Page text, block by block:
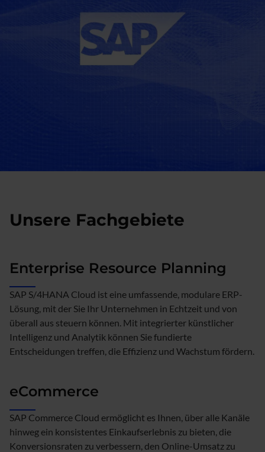
Unsere Fachgebiete
Enterprise Resource Planning
SAP S/4HANA Cloud ist eine umfassende, modulare ERP-
Lösung, mit der Sie Ihr Unternehmen in Echtzeit und von
überall aus steuern können. Mit integrierter künstlicher
Intelligenz und Analytik können Sie fundierte
Entscheidungen treffen, die Effizienz und Wachstum fördern.
eCommerce
SAP Commerce Cloud ermöglicht es Ihnen, über alle Kanäle
hinweg ein konsistentes Einkaufserlebnis zu bieten, die
Konversionsraten zu verbessern, den Online-Umsatz zu